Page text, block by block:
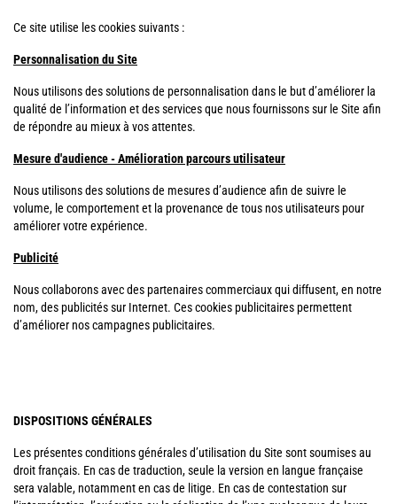
Ce site utilise les cookies suivants :
Personnalisation du Site
Nous utilisons des solutions de personnalisation dans le but d’améliorer la
qualité de l’information et des services que nous fournissons sur le Site afin
de répondre au mieux à vos attentes.
Mesure d'audience - Amélioration parcours utilisateur
Nous utilisons des solutions de mesures d’audience afin de suivre le
volume, le comportement et la provenance de tous nos utilisateurs pour
améliorer votre expérience.
Publicité
Nous collaborons avec des partenaires commerciaux qui diffusent, en notre
nom, des publicités sur Internet. Ces cookies publicitaires permettent
d’améliorer nos campagnes publicitaires.
DISPOSITIONS GÉNÉRALES
Les présentes conditions générales d’utilisation du Site sont soumises au
droit français. En cas de traduction, seule la version en langue française
sera valable, notamment en cas de litige. En cas de contestation sur